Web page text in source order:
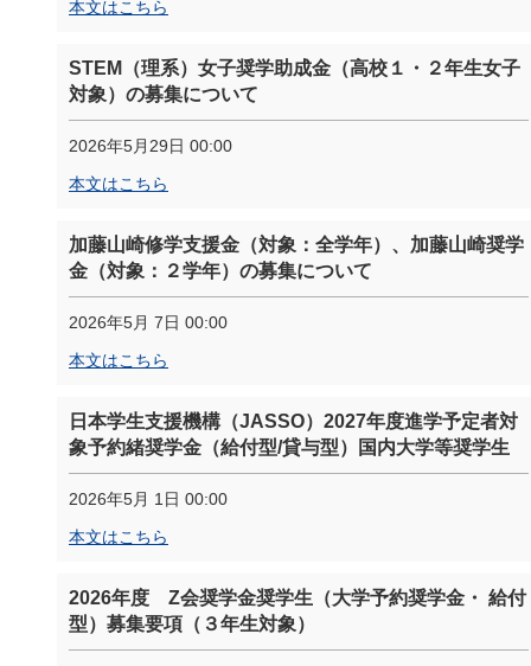
本文はこちら
STEM（理系）女子奨学助成金（高校１・２年生女子
対象）の募集について
2026年5月29日 00:00
本文はこちら
加藤山崎修学支援金（対象：全学年）、加藤山崎奨学
金（対象：２学年）の募集について
2026年5月 7日 00:00
本文はこちら
日本学生支援機構（JASSO）2027年度進学予定者対
象予約緒奨学金（給付型/貸与型）国内大学等奨学生
2026年5月 1日 00:00
本文はこちら
2026年度 Z会奨学金奨学生（大学予約奨学金・ 給付
型）募集要項（３年生対象）